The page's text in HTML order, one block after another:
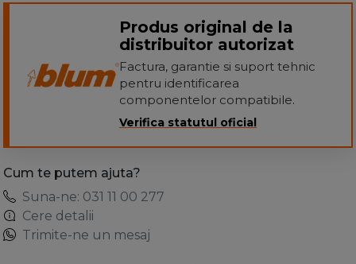
Produs original de la
distribuitor autorizat
Factura, garantie si suport tehnic
pentru identificarea
componentelor compatibile.
Verifica statutul oficial
Cum te putem ajuta?
Suna-ne: 031 11 00 277
Cere detalii
Trimite-ne un mesaj